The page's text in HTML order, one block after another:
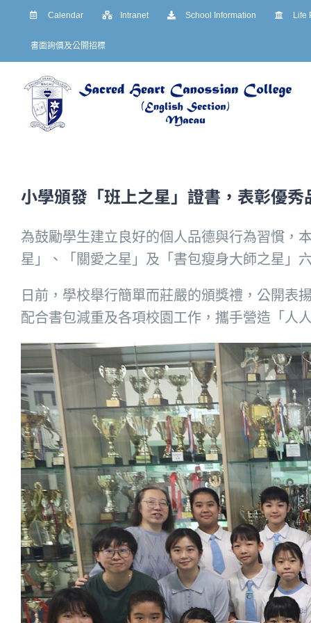
Calendar Intranet School Information Life
書面詢價及公開招標
小學頒發「班上之星」證書，表彰優
為鼓勵學生建立良好的個人品德與行為習慣，
星」、「關愛之星」及「書包瘦身大師之星」
日前，學校舉行簡單而莊嚴的頒獎禮，公開表
配合書包減重及各項校園工作，攜手營造「人